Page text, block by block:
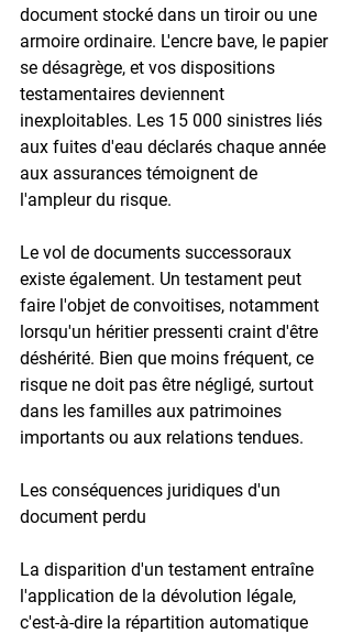
document stocké dans un tiroir ou une
armoire ordinaire. L'encre bave, le papier
se désagrège, et vos dispositions
testamentaires deviennent
inexploitables. Les 15 000 sinistres liés
aux fuites d'eau déclarés chaque année
aux assurances témoignent de
l'ampleur du risque.
Le vol de documents successoraux
existe également. Un testament peut
faire l'objet de convoitises, notamment
lorsqu'un héritier pressenti craint d'être
déshérité. Bien que moins fréquent, ce
risque ne doit pas être négligé, surtout
dans les familles aux patrimoines
importants ou aux relations tendues.
Les conséquences juridiques d'un
document perdu
La disparition d'un testament entraîne
l'application de la dévolution légale,
c'est-à-dire la répartition automatique